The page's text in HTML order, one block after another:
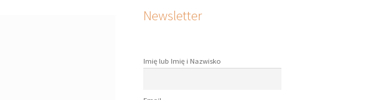
Newsletter
Imię lub Imię i Nazwisko